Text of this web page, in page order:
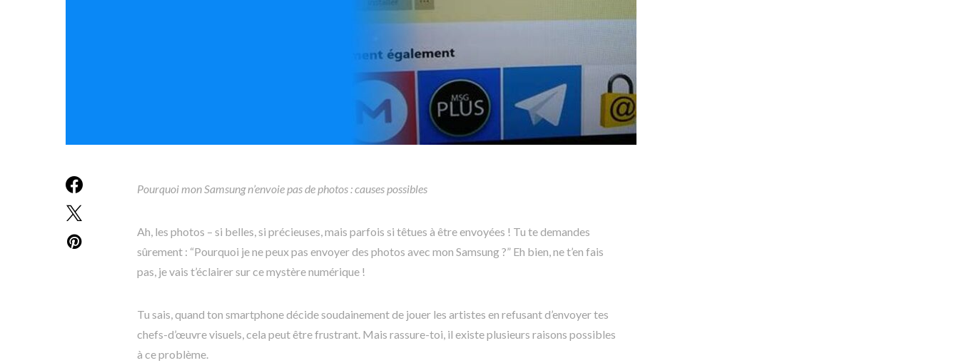
Pourquoi mon Samsung n’envoie pas de photos : causes possibles
Ah, les photos – si belles, si précieuses, mais parfois si têtues à être envoyées ! Tu te demandes
sûrement : “Pourquoi je ne peux pas envoyer des photos avec mon Samsung ?” Eh bien, ne t’en fais
pas, je vais t’éclairer sur ce mystère numérique !
Tu sais, quand ton smartphone décide soudainement de jouer les artistes en refusant d’envoyer tes
chefs-d’œuvre visuels, cela peut être frustrant. Mais rassure-toi, il existe plusieurs raisons possibles
à ce problème.